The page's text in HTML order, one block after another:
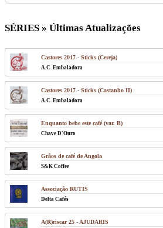
SÉRIES » Últimas Atualizações
Castores 2017 - Sticks (Cereja)
A.C. Embaladora
Castores 2017 - Sticks (Castanho II)
A.C. Embaladora
Enquanto bebe este café (var. B)
Chave D'Ouro
Grãos de café de Angola
S&K Coffee
Associação RUTIS
Delta Cafés
A(R)riscar 25 - AJUDARIS